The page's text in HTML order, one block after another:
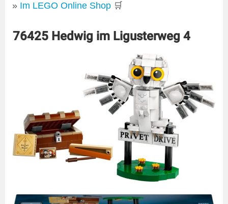
Im LEGO Online Shop 🛒
76425 Hedwig im Ligusterweg 4